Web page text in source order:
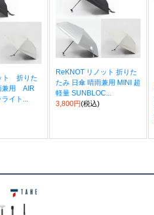
ト 折りた
兼用 AIR
イト...
ReKNOT リノット 折りた
たみ 日傘 晴雨兼用 MINI 超
軽量 SUNBLOC...
3,800円(税込)